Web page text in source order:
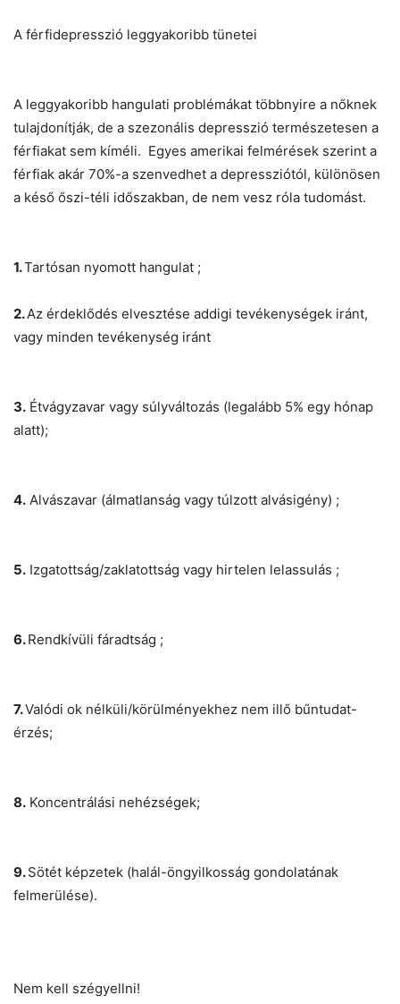
A férfidepresszió leggyakoribb tünetei
A leggyakoribb hangulati problémákat többnyire a nőknek
tulajdonítják, de a szezonális depresszió természetesen a
férfiakat sem kíméli. Egyes amerikai felmérések szerint a
férfiak akár 70%-a szenvedhet a depressziótól, különösen
a késő őszi-téli időszakban, de nem vesz róla tudomást.
1.Tartósan nyomott hangulat ;
2.Az érdeklődés elvesztése addigi tevékenységek iránt,
vagy minden tevékenység iránt
3. Étvágyzavar vagy súlyváltozás (legalább 5% egy hónap
alatt);
4. Alvászavar (álmatlanság vagy túlzott alvásigény) ;
5. Izgatottság/zaklatottság vagy hirtelen lelassulás ;
6.Rendkívüli fáradtság ;
7.Valódi ok nélküli/körülményekhez nem illő bűntudat-
érzés;
8. Koncentrálási nehézségek;
9.Sötét képzetek (halál-öngyilkosság gondolatának
felmerülése).
Nem kell szégyellni!